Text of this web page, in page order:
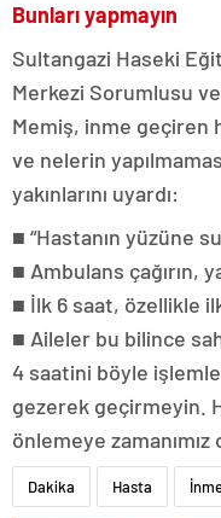
Bunları yapmayın
Sultangazi Haseki
Merkezi Sorumlusu
Memiş, inme geçiren
ve nelerin
yakınlarını uyardı:
■ “Hastanın yüzüne
■ Ambulans çağırın,
■ İlk 6 saat, özellikle
■ Aileler bu bilince
4 saatini böyle
gezerek geçirmeyin.
önlemeye zamanımız
Dakika Hasta